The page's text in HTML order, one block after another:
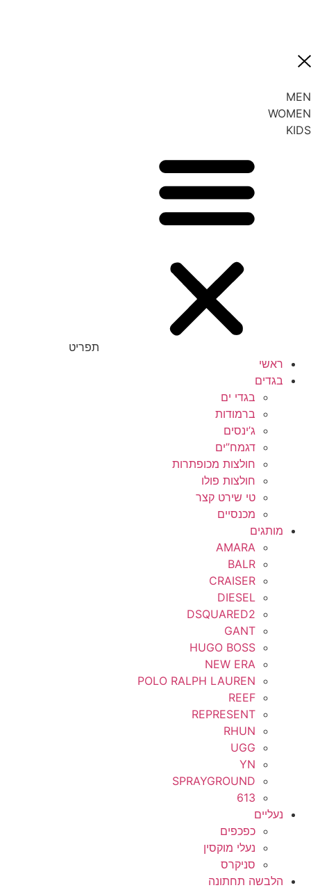
MEN
WOMEN
KIDS
תפריט
ראשי
בגדים
בגדי ים
ברמודות
ג’ינסים
דגמח”ים
חולצות מכופתרות
חולצות פולו
טי שירט קצר
מכנסיים
מותגים
AMARA
BALR
CRAISER
DIESEL
DSQUARED2
GANT
HUGO BOSS
NEW ERA
POLO RALPH LAUREN
REEF
REPRESENT
RHUN
UGG
YN
SPRAYGROUND
613
נעליים
כפכפים
נעלי מוקסין
סניקרס
הלבשה תחתונה